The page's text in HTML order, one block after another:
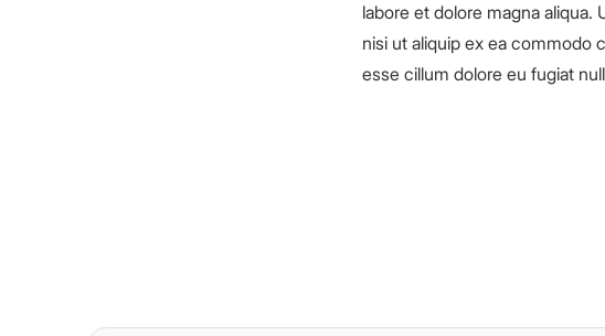
labore et dolore magna
nisi ut aliquip ex ea commodo
esse cillum dolore eu fugiat